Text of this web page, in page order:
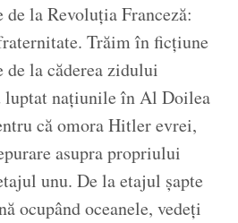
la Revoluția Franceză:
Trăim în ficțiune
la căderea zidului
luptat națiunile în Al Doilea
că omora Hitler evrei,
asupra propriului
unu. De la etajul șapte
ocupând oceanele, vedeți